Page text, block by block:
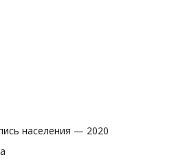
населения — 2020